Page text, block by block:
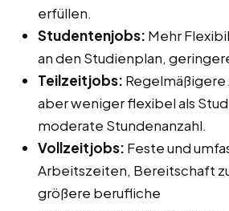
erfüllen.
Studentenjobs: Mehr
an den Studienplan,
Teilzeitjobs:
aber weniger flexibel als
moderate Stundenanzahl.
Vollzeitjobs: Feste und
Arbeitszeiten, Bereitschaft
größere berufliche